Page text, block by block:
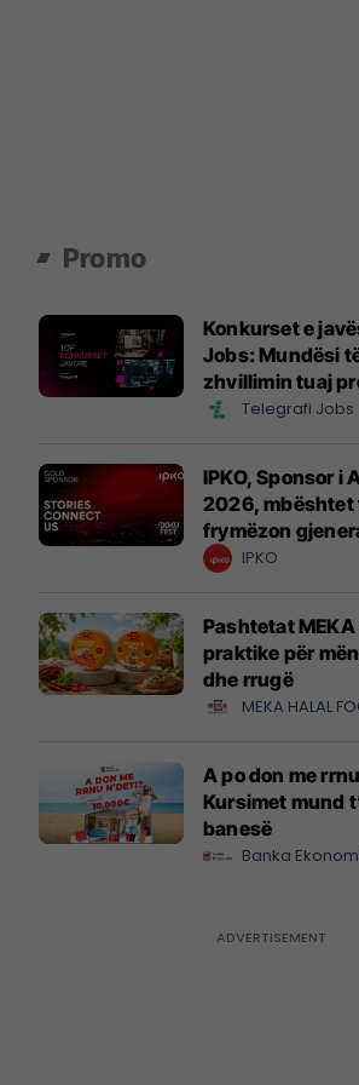
Promo
Konkurset e
Jobs: Mundësi
zhvillimin tuaj
Telegrafi Jobs
IPKO, Sponsor i
2026, mbështet
frymëzon
krijuesve
IPKO
Pashtetat
praktike për
dhe rrugë
MEKA HALAL
A po don me
Kursimet mund
banesë
Banka